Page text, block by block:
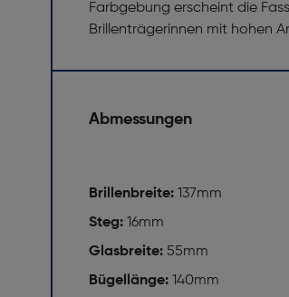
Farbgebung erscheint die
Brillenträgerinnen mit hohen
Abmessungen
Brillenbreite: 137mm
Steg: 16mm
Glasbreite: 55mm
Bügellänge: 140mm